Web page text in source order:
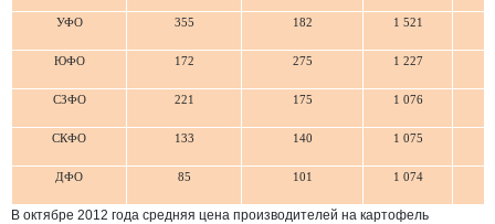
УФО 355 182 1 521
ЮФО 172 275 1 227
СЗФО 221 175 1 076
СКФО 133 140 1 075
ДФО 85 101 1 074
В октябре 2012 года средняя цена производителей на картофель